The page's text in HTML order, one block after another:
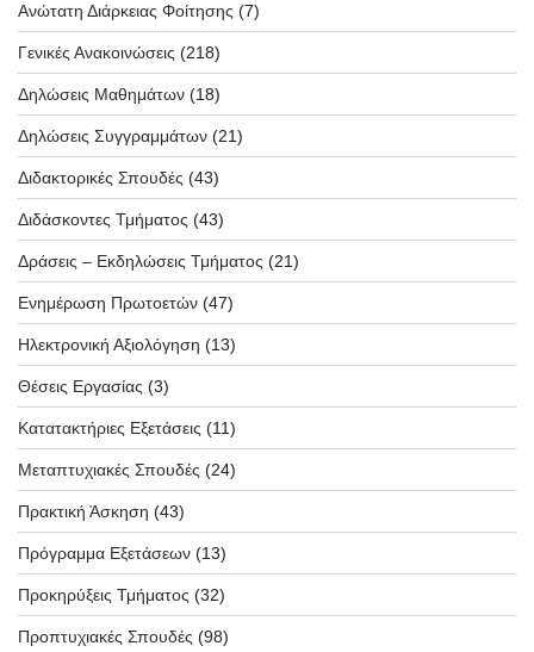
Ανώτατη Διάρκειας Φοίτησης (7)
Γενικές Ανακοινώσεις (218)
Δηλώσεις Μαθημάτων (18)
Δηλώσεις Συγγραμμάτων (21)
Διδακτορικές Σπουδές (43)
Διδάσκοντες Τμήματος (43)
Δράσεις – Εκδηλώσεις Τμήματος (21)
Ενημέρωση Πρωτοετών (47)
Ηλεκτρονική Αξιολόγηση (13)
Θέσεις Εργασίας (3)
Κατατακτήριες Εξετάσεις (11)
Μεταπτυχιακές Σπουδές (24)
Πρακτική Άσκηση (43)
Πρόγραμμα Εξετάσεων (13)
Προκηρύξεις Τμήματος (32)
Προπτυχιακές Σπουδές (98)